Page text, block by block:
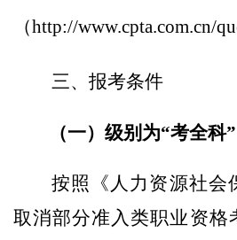
（http://www.cpta.com.cn/
三、 报考条件
（一） 级别为“考全科”
按照《人力资源社会
取消部分准入类职业资格